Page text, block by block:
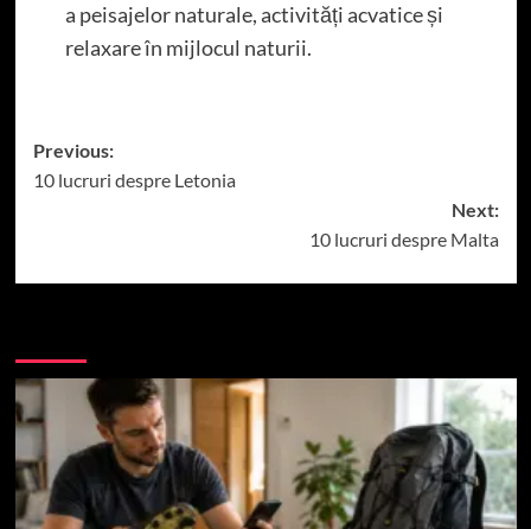
a peisajelor naturale, activități acvatice și
relaxare în mijlocul naturii.
Post
navigation
Previous:
10 lucruri despre Letonia
Next:
10 lucruri despre Malta